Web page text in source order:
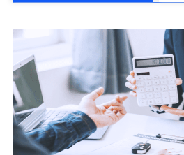
■少額短期保険
株式会社アシロ少額短期保険
SBIいきいき少額短期保険会社
sedai.com/)
SBIペット少額短期保険株式会
ssi.co.jp/)
SBIリスタ少額短期保険会社